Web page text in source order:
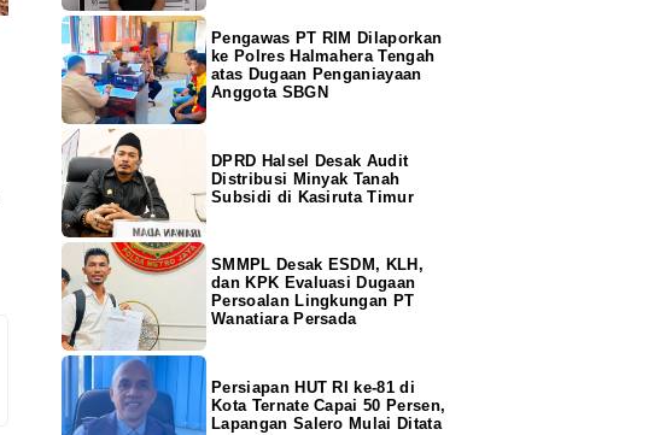
Pengawas PT RIM Dilaporkan
ke Polres Halmahera Tengah
atas Dugaan Penganiayaan
Anggota SBGN
DPRD Halsel Desak Audit
Distribusi Minyak Tanah
Subsidi di Kasiruta Timur
SMMPL Desak ESDM, KLH,
dan KPK Evaluasi Dugaan
Persoalan Lingkungan PT
Wanatiara Persada
Persiapan HUT RI ke-81 di
Kota Ternate Capai 50 Persen,
Lapangan Salero Mulai Ditata